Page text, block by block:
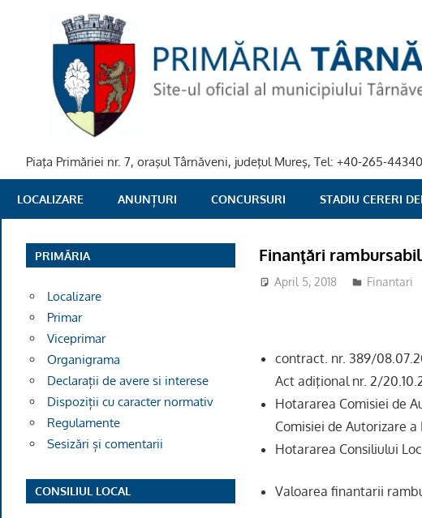
PRIMARIA
TARNAVENI
Piaţa Primăriei nr. 7, oraşul Târnăveni, judeţul Mureş, Tel: +40-265-
LOCALIZARE ANUNȚURI CONCURSURI STADIU CERERI
Finanţări
April 5, 2018 admsite
Finantari
contract. nr. 389/
Act adiţional nr. 2/
Hotararea Comisiei de
Comisiei de Autorizare
Hotararea Consiliului
Valoarea finantarii
PRIMĂRIA
Localizare
Primar
Viceprimar
Organigrama
Declarații de avere si interese
Dispoziții cu caracter normativ
Regulamente
Sesizări și comentarii
CONSILIUL LOCAL